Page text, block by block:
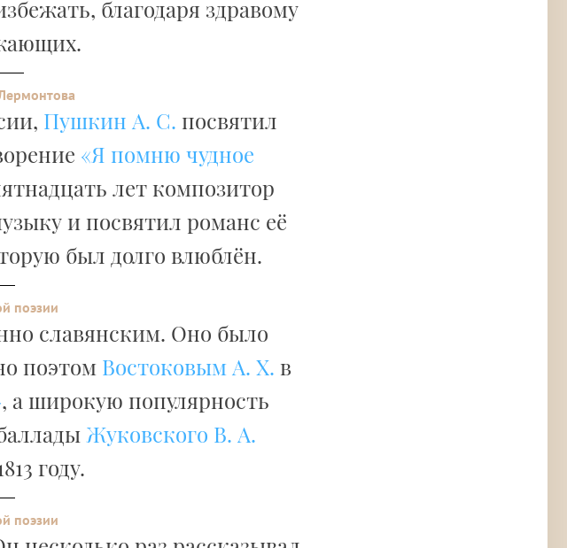
благодаря здравому
Пушкин А. С. посвятил
«Я помню чудное
лет композитор
и посвятил романс её
был долго влюблён.
поэзии
славянским. Оно было
поэтом Востоковым А. Х. в
, а широкую популярность
Жуковского В. А.
году.
поэзии